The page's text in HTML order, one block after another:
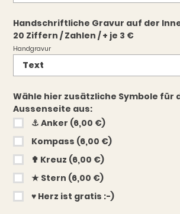
Handschriftliche Gravur auf der
20 Ziffern / Zahlen / + je 3 €
Handgravur
Wähle hier zusätzliche Symbole für
Aussenseite aus:
⚓︎ Anker (6,00 €)
Kompass (6,00 €)
✟ Kreuz (6,00 €)
★ Stern (6,00 €)
♥︎ Herz ist gratis :-)